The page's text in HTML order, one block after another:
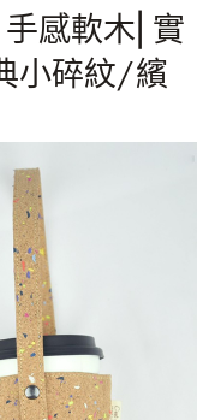
手感軟木⎢實
小碎紋/繽